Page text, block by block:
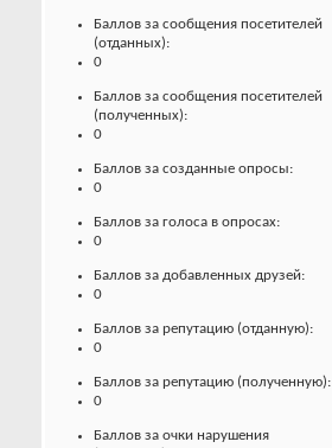
Баллов за сообщения посетителей
(отданных):
0
Баллов за сообщения посетителей
(полученных):
0
Баллов за созданные опросы:
0
Баллов за голоса в опросах:
0
Баллов за добавленных друзей:
0
Баллов за репутацию (отданную):
0
Баллов за репутацию (полученную):
0
Баллов за очки нарушения